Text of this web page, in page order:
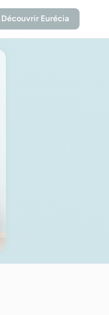
Découvrir Eurécia